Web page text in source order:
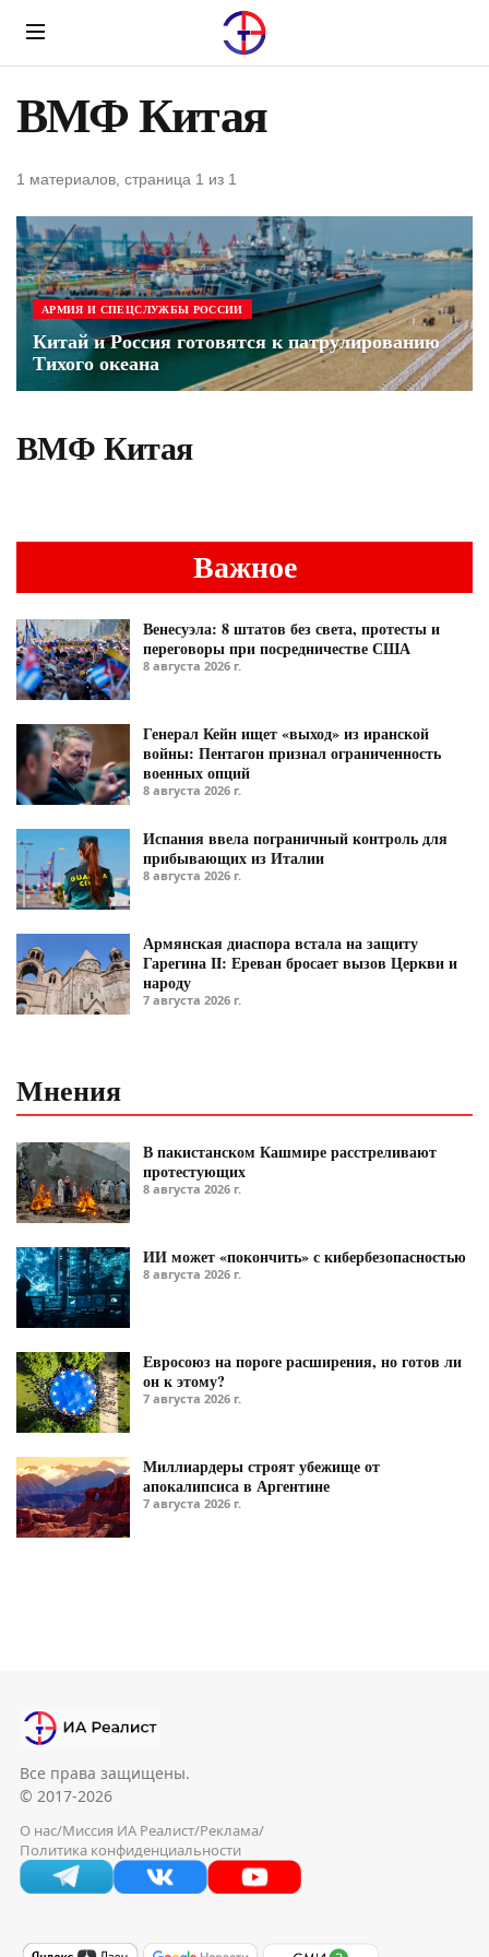
Menu
ВМФ Китая
1 материалов, страница 1 из 1
АРМИЯ И СПЕЦСЛУЖБЫ РОССИИ
Китай и Россия готовятся к патрулированию
Тихого океана
ВМФ Китая
Важное
Венесуэла: 8 штатов без света, протесты и
переговоры при посредничестве США
8 августа 2026 г.
Генерал Кейн ищет «выход» из иранской
войны: Пентагон признал ограниченность
военных опций
8 августа 2026 г.
Испания ввела пограничный контроль для
прибывающих из Италии
8 августа 2026 г.
Армянская диаспора встала на защиту
Гарегина II: Ереван бросает вызов Церкви и
народу
7 августа 2026 г.
Мнения
В пакистанском Кашмире расстреливают
протестующих
8 августа 2026 г.
ИИ может «покончить» с кибербезопасностью
8 августа 2026 г.
Евросоюз на пороге расширения, но готов ли
он к этому?
7 августа 2026 г.
Миллиардеры строят убежище от
апокалипсиса в Аргентине
7 августа 2026 г.
Все права защищены.
© 2017-2026
О нас/Миссия ИА Реалист/Реклама/
Политика конфиденциальности